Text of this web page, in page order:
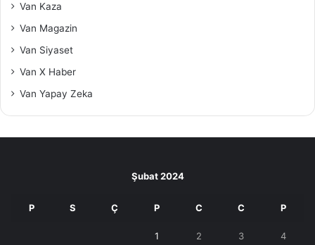
Van Kaza
Van Magazin
Van Siyaset
Van X Haber
Van Yapay Zeka
Şubat 2024
P S Ç P C C P
1 2 3 4